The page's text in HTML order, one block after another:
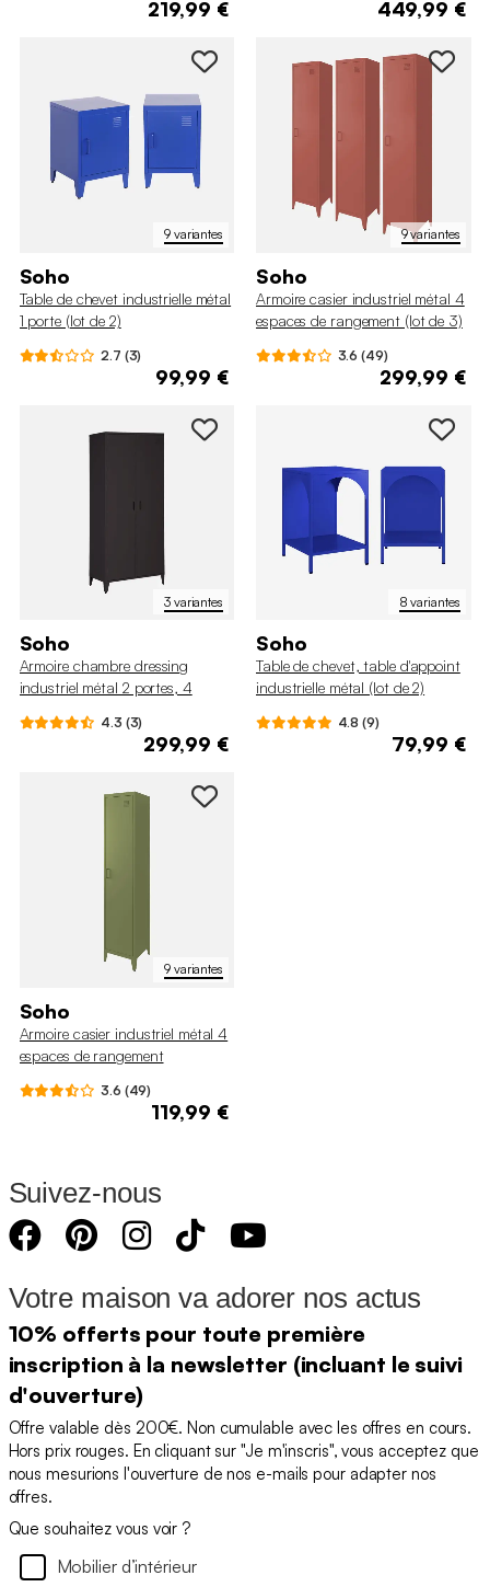
219,99 € 449,99 €
9 variantes
Soho
Table de chevet industrielle métal
1 porte (lot de 2)
2.7 (3)
99,99 €
9 variantes
Soho
Armoire casier industriel métal 4
espaces de rangement (lot de 3)
3.6 (49)
299,99 €
3 variantes
Soho
Armoire chambre dressing
industriel métal 2 portes, 4
4.3 (3)
299,99 €
8 variantes
Soho
Table de chevet, table d'appoint
industrielle métal (lot de 2)
4.8 (9)
79,99 €
9 variantes
Soho
Armoire casier industriel métal 4
espaces de rangement
3.6 (49)
119,99 €
Suivez-nous
Votre maison va adorer nos actus
10% offerts pour toute première
inscription à la newsletter (incluant le suivi
d'ouverture)
Offre valable dès 200€. Non cumulable avec les offres en cours.
Hors prix rouges. En cliquant sur "Je m'inscris", vous acceptez que
nous mesurions l'ouverture de nos e-mails pour adapter nos
offres.
Que souhaitez vous voir ?
Mobilier d’intérieur